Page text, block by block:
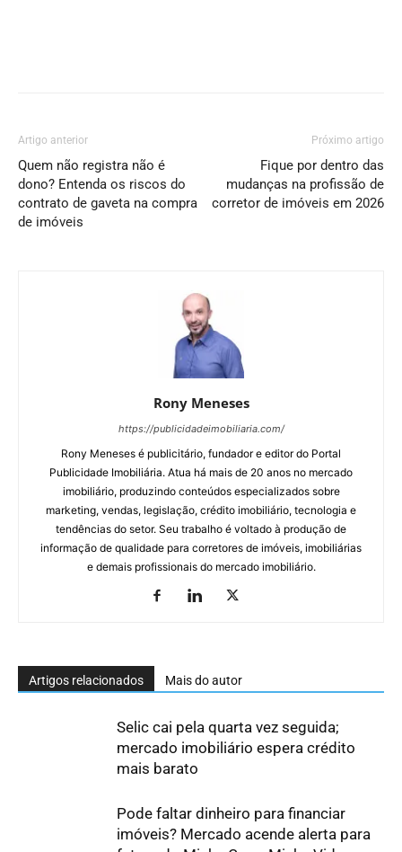
Artigo anterior
Quem não registra não é
dono? Entenda os riscos do
contrato de gaveta na compra
de imóveis
Próximo artigo
Fique por dentro das
mudanças na profissão de
corretor de imóveis em 2026
Rony Meneses
https://publicidadeimobiliaria.com/
Rony Meneses é publicitário, fundador e editor do Portal
Publicidade Imobiliária. Atua há mais de 20 anos no mercado
imobiliário, produzindo conteúdos especializados sobre
marketing, vendas, legislação, crédito imobiliário, tecnologia e
tendências do setor. Seu trabalho é voltado à produção de
informação de qualidade para corretores de imóveis, imobiliárias
e demais profissionais do mercado imobiliário.
Artigos relacionados Mais do autor
Selic cai pela quarta vez seguida;
mercado imobiliário espera crédito
mais barato
Pode faltar dinheiro para financiar
imóveis? Mercado acende alerta para